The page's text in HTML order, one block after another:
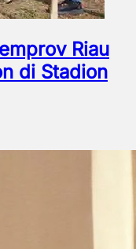
Riau
di Stadion